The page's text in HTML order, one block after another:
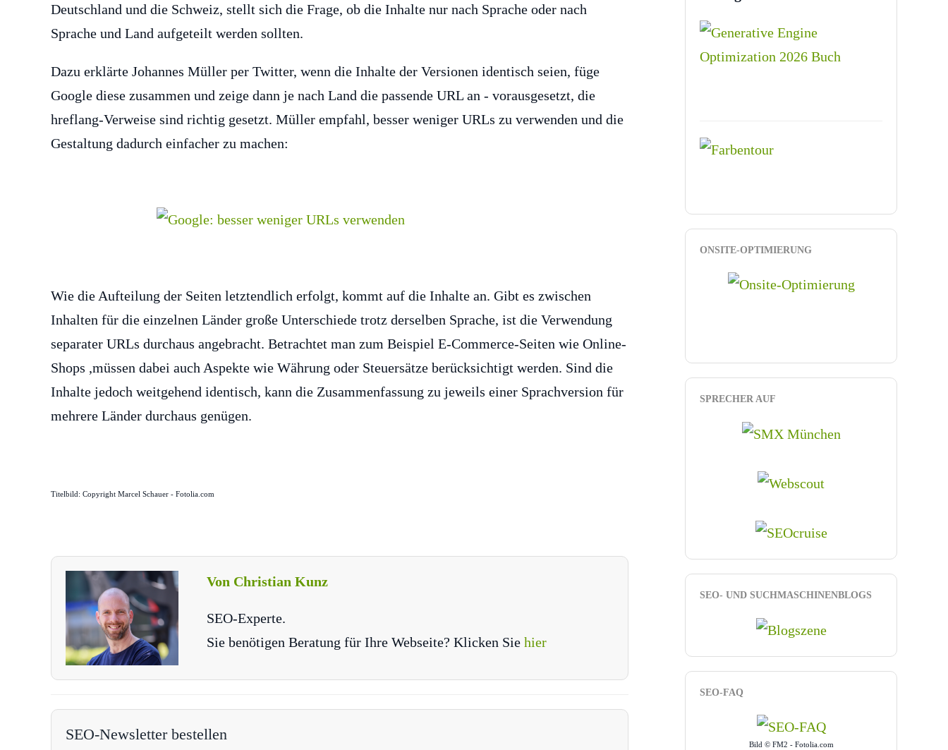
Deutschland und die Schweiz, stellt sich die Frage, ob die Inhalte nur nach Sprache oder nach
Sprache und Land aufgeteilt werden sollten.
Dazu erklärte Johannes Müller per Twitter, wenn die Inhalte der Versionen identisch seien, füge
Google diese zusammen und zeige dann je nach Land die passende URL an - vorausgesetzt, die
hreflang-Verweise sind richtig gesetzt. Müller empfahl, besser weniger URLs zu verwenden und die
Gestaltung dadurch einfacher zu machen:
Wie die Aufteilung der Seiten letztendlich erfolgt, kommt auf die Inhalte an. Gibt es zwischen
Inhalten für die einzelnen Länder große Unterschiede trotz derselben Sprache, ist die Verwendung
separater URLs durchaus angebracht. Betrachtet man zum Beispiel E-Commerce-Seiten wie Online-
Shops ,müssen dabei auch Aspekte wie Währung oder Steuersätze berücksichtigt werden. Sind die
Inhalte jedoch weitgehend identisch, kann die Zusammenfassung zu jeweils einer Sprachversion für
mehrere Länder durchaus genügen.
Titelbild: Copyright Marcel Schauer - Fotolia.com
Von Christian Kunz
SEO-Experte.
Sie benötigen Beratung für Ihre Webseite? Klicken Sie hier
SEO-Newsletter bestellen
ONSITE-OPTIMIERUNG
SPRECHER AUF
SEO- UND SUCHMASCHINENBLOGS
SEO-FAQ
Bild © FM2 - Fotolia.com